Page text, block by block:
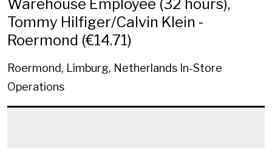
Warehouse Employee (32 hours),
Tommy Hilfiger/Calvin Klein -
Roermond (€14.71)
Roermond, Limburg, Netherlands In-Store
Operations